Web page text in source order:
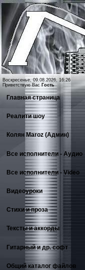
Воскресенье, 09.08.2026, 16:26
Приветствую Вас Гость
Главная страница
Реалити шоу
Колян Maroz (Админ)
Все исполнители - Аудио
Все исполнители - Video
Видеоуроки
Стихи и проза
Тексты и аккорды
Гитарный и др. софт
Общий каталог файлов